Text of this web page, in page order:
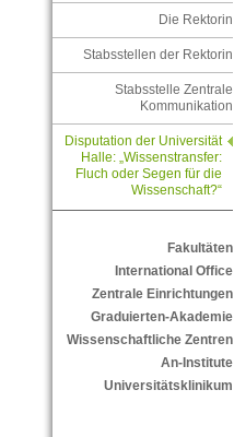
Die Rektorin
Stabsstellen der Rektorin
Stabsstelle Zentrale
Kommunikation
Disputation der Universität
Halle: „Wissenstransfer:
Fluch oder Segen für die
Wissenschaft?“
Fakultäten
International Office
Zentrale Einrichtungen
Graduierten-Akademie
Wissenschaftliche Zentren
An-Institute
Universitätsklinikum